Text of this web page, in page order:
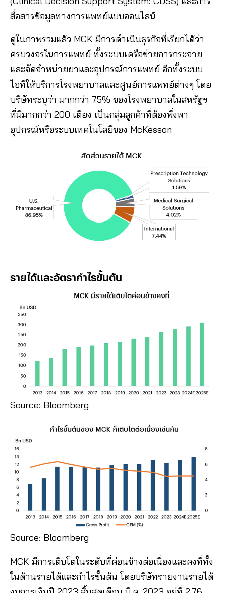
สื่อสารข้อมูลทางการแพทย์แบบออนไลน์
ดูในภาพรวมแล้ว MCK มีการดำเนินธุรกิจที่เรียกได้ว่า
ครบวงจรในการแพทย์ ทั้งระบบเครือข่ายการกระจาย
และจัดจำหน่ายยาและอุปกรณ์การแพทย์ อีกทั้งระบบ
ไอทีให้บริการโรงพยาบาลและศูนย์การแพทย์ต่างๆ โดย
บริษัทระบุว่า มากกว่า 75% ของโรงพยาบาลในสหรัฐฯ
ที่มีมากกว่า 200 เตียง เป็นกลุ่มลูกค้าที่ต้องพึ่งพา
อุปกรณ์หรือระบบเทคโนโลยีของ McKesson
รายได้และอัตรากำไรขั้นต้น
Source: Bloomberg
Source: Bloomberg
MCK มีการเติบโตในระดับที่ค่อนข้างต่อเนื่องและคงที่ทั้ง
ในด้านรายได้และกำไรขั้นต้น โดยบริษัทรายงานรายได้